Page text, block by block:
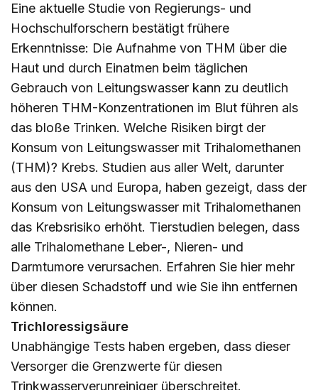
Eine aktuelle Studie von Regierungs- und
Hochschulforschern bestätigt frühere
Erkenntnisse: Die Aufnahme von THM über die
Haut und durch Einatmen beim täglichen
Gebrauch von Leitungswasser kann zu deutlich
höheren THM-Konzentrationen im Blut führen als
das bloße Trinken. Welche Risiken birgt der
Konsum von Leitungswasser mit Trihalomethanen
(THM)? Krebs. Studien aus aller Welt, darunter
aus den USA und Europa, haben gezeigt, dass der
Konsum von Leitungswasser mit Trihalomethanen
das Krebsrisiko erhöht. Tierstudien belegen, dass
alle Trihalomethane Leber-, Nieren- und
Darmtumore verursachen. Erfahren Sie hier mehr
über diesen Schadstoff und wie Sie ihn entfernen
können.
Trichloressigsäure
Unabhängige Tests haben ergeben, dass dieser
Versorger die Grenzwerte für diesen
Trinkwasserverunreiniger überschreitet.